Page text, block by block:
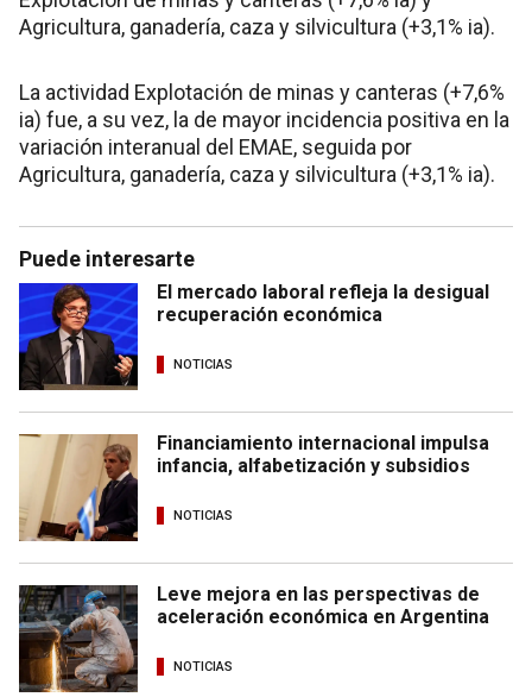
Agricultura, ganadería, caza y silvicultura (+3,1% ia).
La actividad Explotación de minas y canteras (+7,6%
ia) fue, a su vez, la de mayor incidencia positiva en la
variación interanual del EMAE, seguida por
Agricultura, ganadería, caza y silvicultura (+3,1% ia).
Puede interesarte
El mercado laboral refleja la desigual
recuperación económica
NOTICIAS
Financiamiento internacional impulsa
infancia, alfabetización y subsidios
NOTICIAS
Leve mejora en las perspectivas de
aceleración económica en Argentina
NOTICIAS